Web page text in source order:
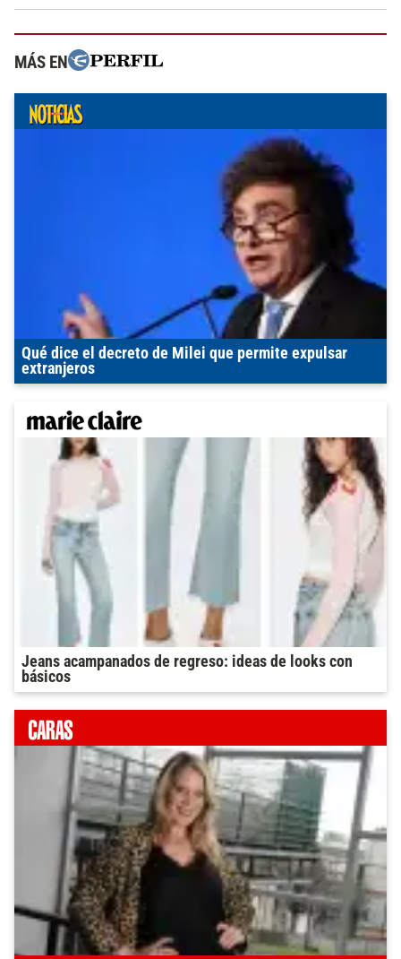
MÁS EN
Qué dice el decreto de Milei que permite expulsar
extranjeros
Jeans acampanados de regreso: ideas de looks con
básicos